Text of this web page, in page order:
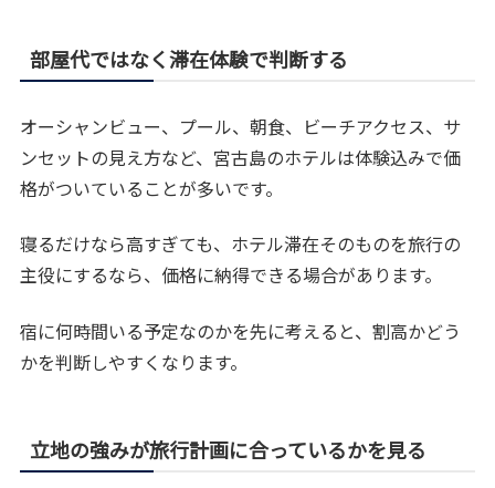
部屋代ではなく滞在体験で判断する
オーシャンビュー、プール、朝食、ビーチアクセス、サ
ンセットの見え方など、宮古島のホテルは体験込みで価
格がついていることが多いです。
寝るだけなら高すぎても、ホテル滞在そのものを旅行の
主役にするなら、価格に納得できる場合があります。
宿に何時間いる予定なのかを先に考えると、割高かどう
かを判断しやすくなります。
立地の強みが旅行計画に合っているかを見る